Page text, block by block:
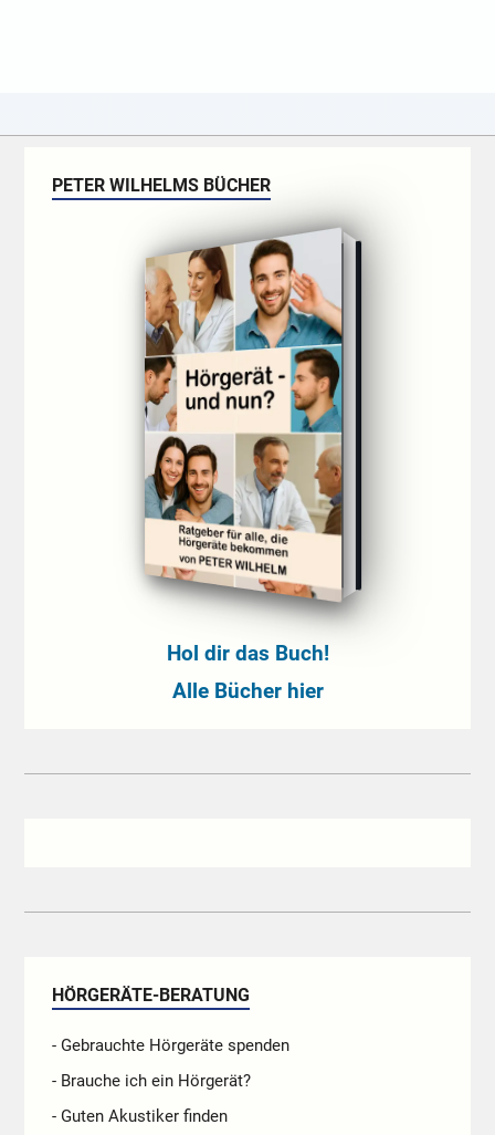
PETER WILHELMS BÜCHER
Hol dir das Buch!
Alle Bücher hier
HÖRGERÄTE-BERATUNG
- Gebrauchte Hörgeräte spenden
- Brauche ich ein Hörgerät?
- Guten Akustiker finden